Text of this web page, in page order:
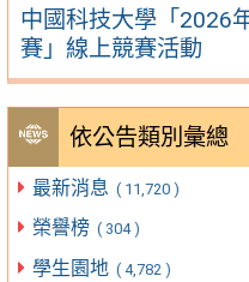
中國科技大學「2026
賽」線上競賽活動
依公告類別彙總
最新消息 ( 11,720 )
榮譽榜 ( 304 )
學生園地 ( 4,782 )